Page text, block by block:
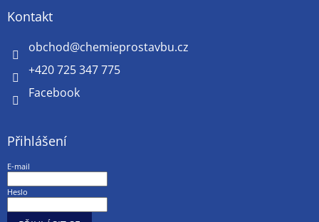
Kontakt
obchod@chemieprostavbu.cz
+420 725 347 775
Facebook
Přihlášení
E-mail
Heslo